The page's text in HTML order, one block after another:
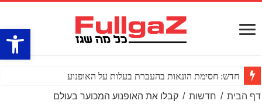
פתח
חדש: חסימת הונאות בהעברת בעלות על האופנוע
דף הבית / חדשות / קבלו את האופנוע המכוער בעולם